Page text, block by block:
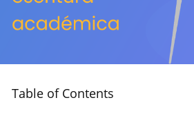
Table of Contents